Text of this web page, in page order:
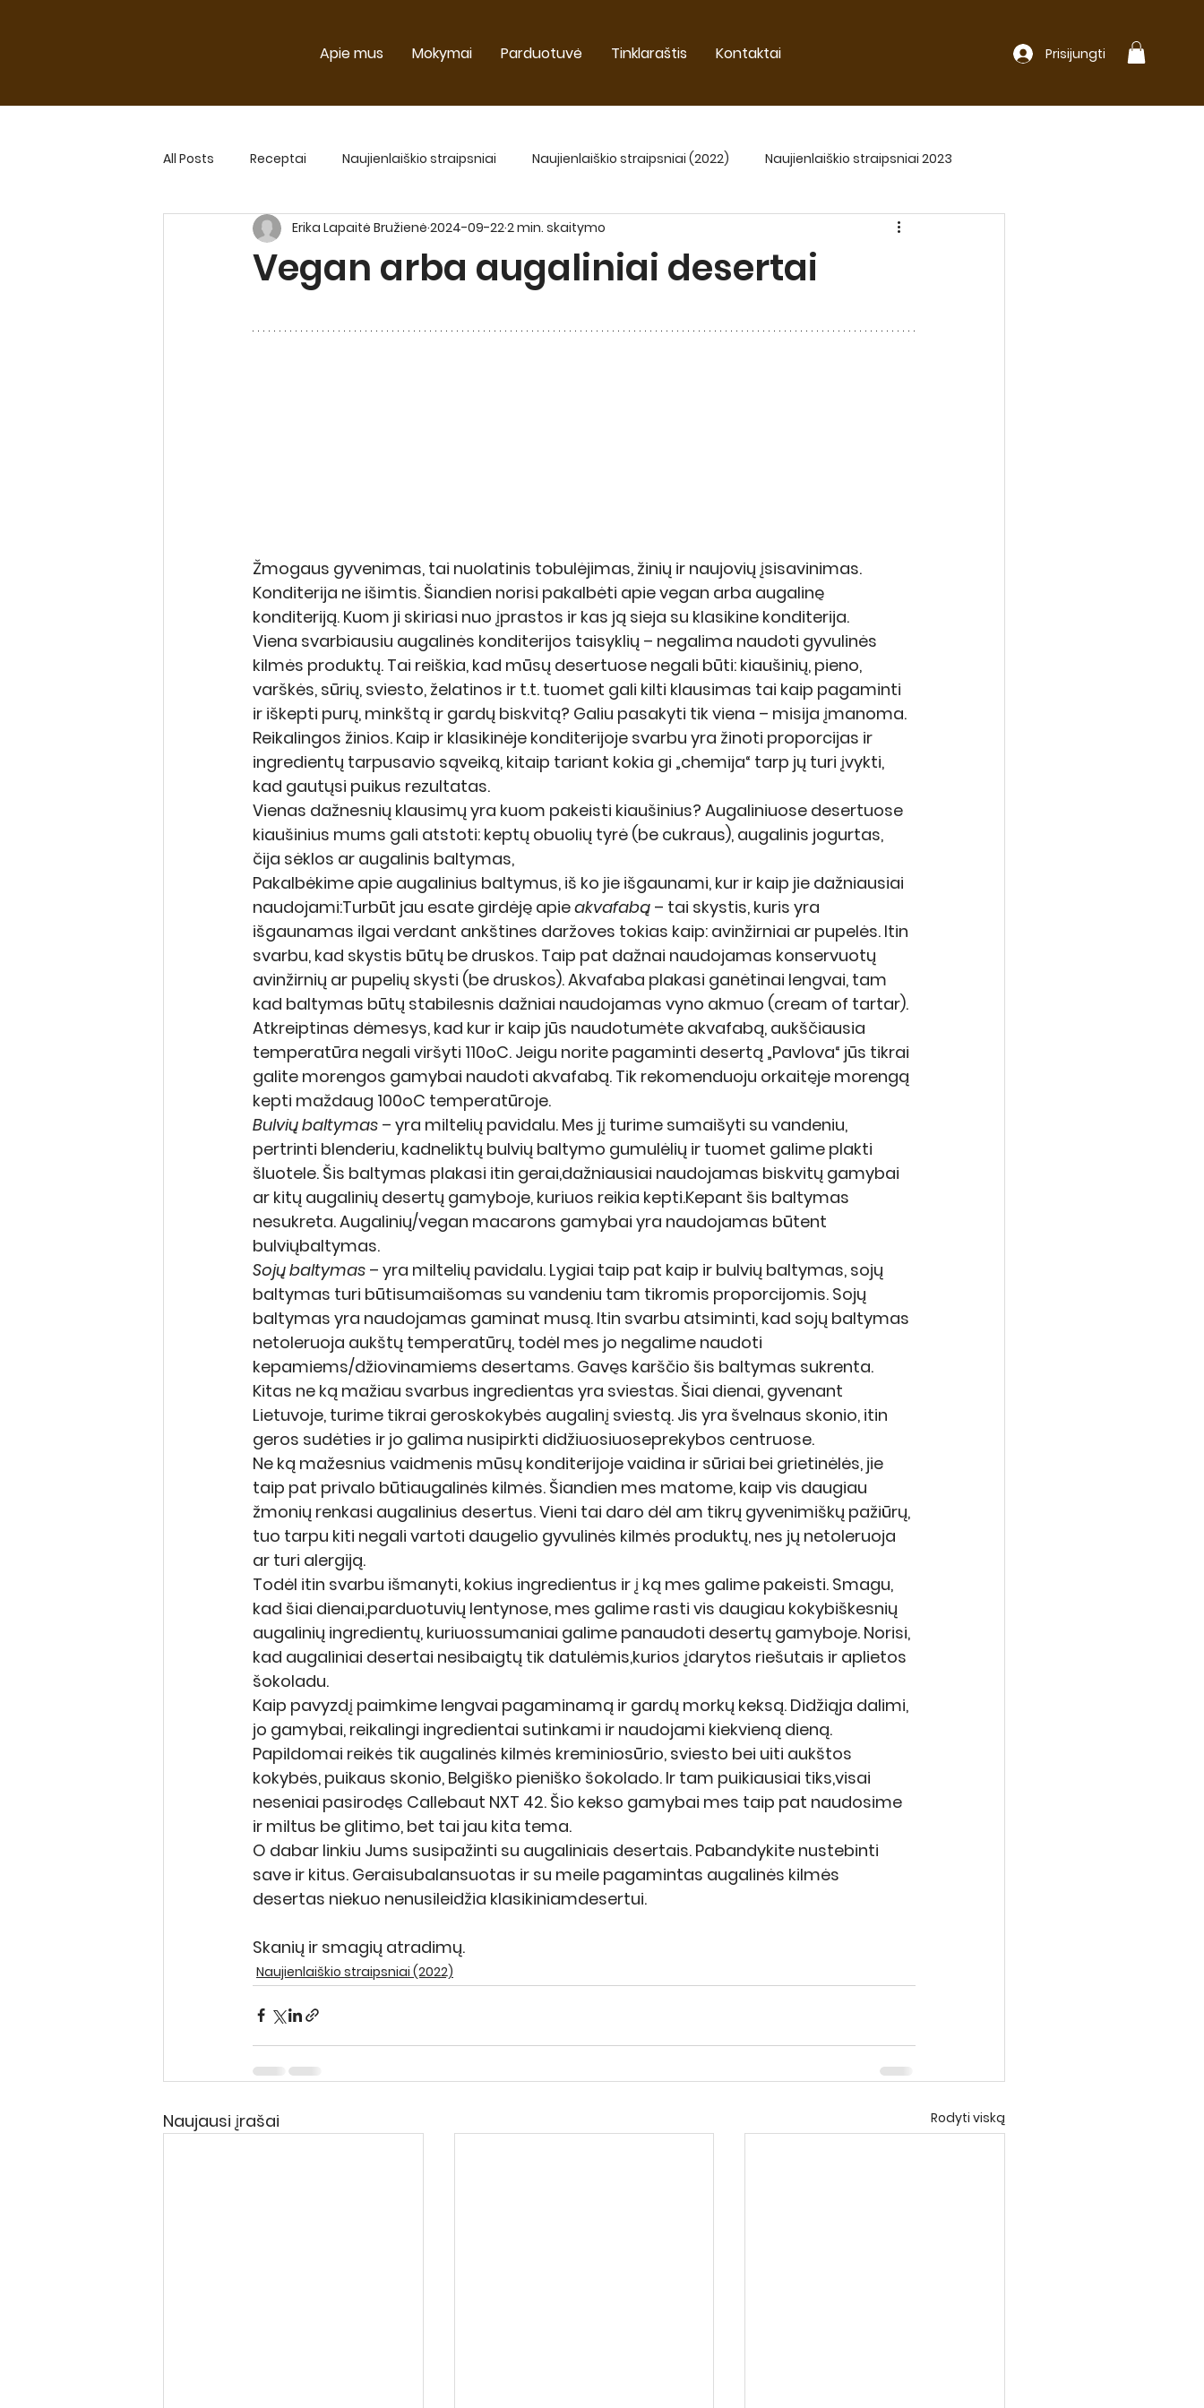
Prisijungti
Apie mus Mokymai Parduotuvė Tinklaraštis Kontaktai
All Posts Receptai Naujienlaiškio straipsniai Naujienlaiškio straipsniai (2022) Naujienlaiškio straipsniai 2023
Naujienlaiškio straipsniai 2024 Naujienlaiškio straipsniai 2025
Vegan arba augaliniai desertai
Erika Lapaitė Bružienė 2024-09-222 min. skaitymo
Žmogaus gyvenimas, tai nuolatinis tobulėjimas, žinių ir naujovių įsisavinimas.
Konditerija ne išimtis. Šiandien norisi pakalbėti apie vegan arba augalinę
konditeriją. Kuom ji skiriasi nuo įprastos ir kas ją sieja su klasikine konditerija.
Viena svarbiausiu augalinės konditerijos taisyklių – negalima naudoti gyvulinės
kilmės produktų. Tai reiškia, kad mūsų desertuose negali būti: kiaušinių, pieno,
varškės, sūrių, sviesto, želatinos ir t.t. tuomet gali kilti klausimas tai kaip pagaminti
ir iškepti purų, minkštą ir gardų biskvitą? Galiu pasakyti tik viena – misija įmanoma.
Reikalingos žinios. Kaip ir klasikinėje konditerijoje svarbu yra žinoti proporcijas ir
ingredientų tarpusavio sąveiką, kitaip tariant kokia gi „chemija“ tarp jų turi įvykti,
kad gautųsi puikus rezultatas.
Vienas dažnesnių klausimų yra kuom pakeisti kiaušinius? Augaliniuose desertuose
kiaušinius mums gali atstoti: keptų obuolių tyrė (be cukraus), augalinis jogurtas,
čija sėklos ar augalinis baltymas,
Pakalbėkime apie augalinius baltymus, iš ko jie išgaunami, kur ir kaip jie dažniausiai
naudojami:Turbūt jau esate girdėję apie akvafabą – tai skystis, kuris yra
išgaunamas ilgai verdant ankštines daržoves tokias kaip: avinžirniai ar pupelės. Itin
svarbu, kad skystis būtų be druskos. Taip pat dažnai naudojamas konservuotų
avinžirnių ar pupelių skysti (be druskos). Akvafaba plakasi ganėtinai lengvai, tam
kad baltymas būtų stabilesnis dažniai naudojamas vyno akmuo (cream of tartar).
Atkreiptinas dėmesys, kad kur ir kaip jūs naudotumėte akvafabą, aukščiausia
temperatūra negali viršyti 110oC. Jeigu norite pagaminti desertą „Pavlova“ jūs tikrai
galite morengos gamybai naudoti akvafabą. Tik rekomenduoju orkaitęje morengą
kepti maždaug 100oC temperatūroje.
Bulvių baltymas – yra miltelių pavidalu. Mes jį turime sumaišyti su vandeniu,
pertrinti blenderiu, kadneliktų bulvių baltymo gumulėlių ir tuomet galime plakti
šluotele. Šis baltymas plakasi itin gerai,dažniausiai naudojamas biskvitų gamybai
ar kitų augalinių desertų gamyboje, kuriuos reikia kepti.Kepant šis baltymas
nesukreta. Augalinių/vegan macarons gamybai yra naudojamas būtent
bulviųbaltymas.
Sojų baltymas – yra miltelių pavidalu. Lygiai taip pat kaip ir bulvių baltymas, sojų
baltymas turi būtisumaišomas su vandeniu tam tikromis proporcijomis. Sojų
baltymas yra naudojamas gaminat musą. Itin svarbu atsiminti, kad sojų baltymas
netoleruoja aukštų temperatūrų, todėl mes jo negalime naudoti
kepamiems/džiovinamiems desertams. Gavęs karščio šis baltymas sukrenta.
Kitas ne ką mažiau svarbus ingredientas yra sviestas. Šiai dienai, gyvenant
Lietuvoje, turime tikrai geroskokybės augalinį sviestą. Jis yra švelnaus skonio, itin
geros sudėties ir jo galima nusipirkti didžiuosiuoseprekybos centruose.
Ne ką mažesnius vaidmenis mūsų konditerijoje vaidina ir sūriai bei grietinėlės, jie
taip pat privalo būtiaugalinės kilmės. Šiandien mes matome, kaip vis daugiau
žmonių renkasi augalinius desertus. Vieni tai daro dėl am tikrų gyvenimiškų pažiūrų,
tuo tarpu kiti negali vartoti daugelio gyvulinės kilmės produktų, nes jų netoleruoja
ar turi alergiją.
Todėl itin svarbu išmanyti, kokius ingredientus ir į ką mes galime pakeisti. Smagu,
kad šiai dienai,parduotuvių lentynose, mes galime rasti vis daugiau kokybiškesnių
augalinių ingredientų, kuriuossumaniai galime panaudoti desertų gamyboje. Norisi,
kad augaliniai desertai nesibaigtų tik datulėmis,kurios įdarytos riešutais ir aplietos
šokoladu.
Kaip pavyzdį paimkime lengvai pagaminamą ir gardų morkų keksą. Didžiąja dalimi,
jo gamybai, reikalingi ingredientai sutinkami ir naudojami kiekvieną dieną.
Papildomai reikės tik augalinės kilmės kreminiosūrio, sviesto bei uiti aukštos
kokybės, puikaus skonio, Belgiško pieniško šokolado. Ir tam puikiausiai tiks,visai
neseniai pasirodęs Callebaut NXT 42. Šio kekso gamybai mes taip pat naudosime
ir miltus be glitimo, bet tai jau kita tema.
O dabar linkiu Jums susipažinti su augaliniais desertais. Pabandykite nustebinti
save ir kitus. Geraisubalansuotas ir su meile pagamintas augalinės kilmės
desertas niekuo nenusileidžia klasikiniamdesertui.
Skanių ir smagių atradimų.
Naujienlaiškio straipsniai (2022)
Naujausi įrašai Rodyti viską